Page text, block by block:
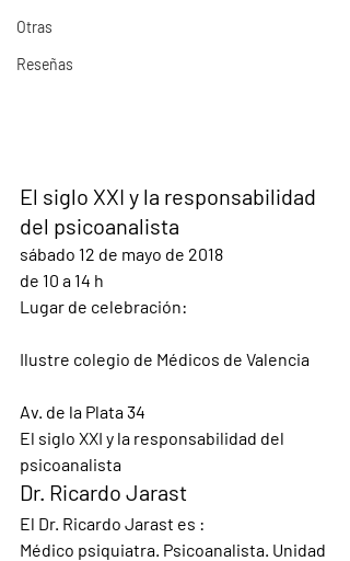
Otras
Reseñas
El siglo XXI y la responsabilidad
del psicoanalista
sábado 12 de mayo de 2018
de 10 a 14 h
Lugar de celebración:
Ilustre colegio de Médicos de Valencia
Av. de la Plata 34
El siglo XXI y la responsabilidad del
psicoanalista
Dr. Ricardo Jarast
El Dr. Ricardo Jarast es :
Médico psiquiatra. Psicoanalista. Unidad